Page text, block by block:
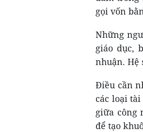
gọi vốn
Những
giáo dục,
nhuận. Hệ
Điều cần
các loại
giữa công
để tạo